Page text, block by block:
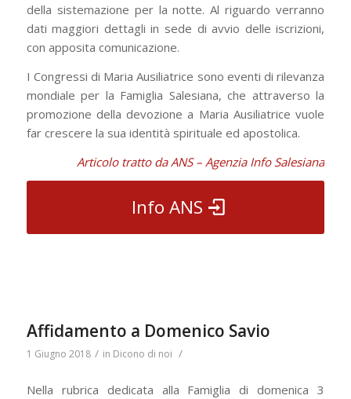
della sistemazione per la notte. Al riguardo verranno
dati maggiori dettagli in sede di avvio delle iscrizioni,
con apposita comunicazione.
I Congressi di Maria Ausiliatrice sono eventi di rilevanza
mondiale per la Famiglia Salesiana, che attraverso la
promozione della devozione a Maria Ausiliatrice vuole
far crescere la sua identità spirituale ed apostolica.
Articolo tratto da ANS – Agenzia Info Salesiana
Info ANS
Affidamento a Domenico Savio
1 Giugno 2018 / in Dicono di noi /
Nella rubrica dedicata alla Famiglia di domenica 3